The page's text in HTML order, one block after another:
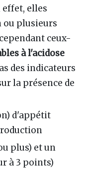
elles
ou plusieurs
ceux-
à l'acidose
des indicateurs
la présence de
d'appétit
plus) et un
à 3 points)